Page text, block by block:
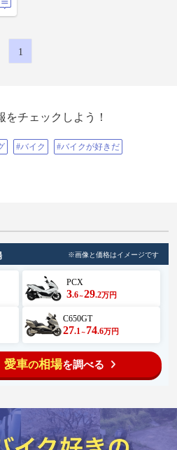
1
チェックしよう！
#バイク #バイクが好きだ
※画像と価格はイメージです
PCX
3.6～29.2万円
C650GT
27.1 ～ 74.6万円
愛車の相場を調べる